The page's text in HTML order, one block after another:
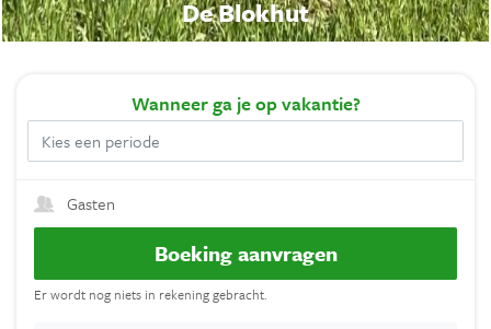
De Blokhut
Wanneerga je op vakantie?
Gasten
Boeking aanvragen
Er wordt nog niets in rekening gebracht.